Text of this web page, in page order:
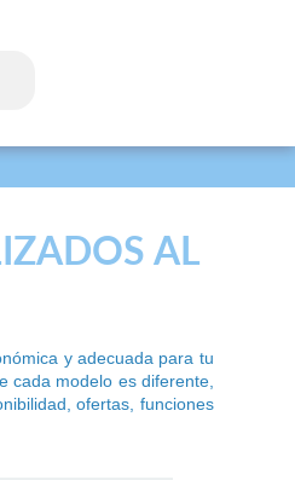
AL
y adecuada para tu
cada modelo es diferente,
ofertas, funciones